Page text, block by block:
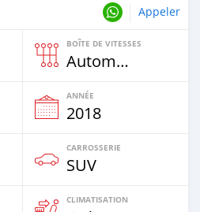
Appeler
BOÎTE DE VITESSES
Automatique
ANNÉE
2018
CARROSSERIE
SUV
CLIMATISATION